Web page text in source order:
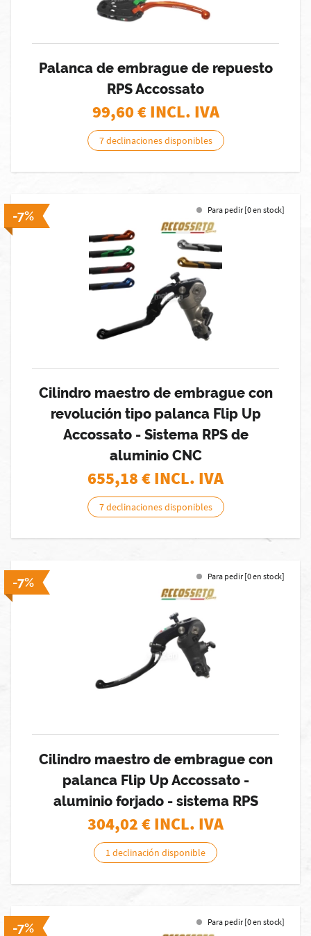
Palanca de embrague de repuesto
RPS Accossato
99,60€ INCL. IVA
7 declinaciones disponibles
-7% Para pedir [0 en stock]
Cilindro maestro de embrague con
revolución tipo palanca Flip Up
Accossato - Sistema RPS de
aluminio CNC
655,18€ INCL. IVA
7 declinaciones disponibles
-7% Para pedir [0 en stock]
Cilindro maestro de embrague con
palanca Flip Up Accossato -
aluminio forjado - sistema RPS
304,02€ INCL. IVA
1 declinación disponible
-7% Para pedir [0 en stock]